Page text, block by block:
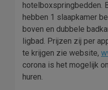
hotelboxspringbedden.
hebben 1 slaapkamer
boven en dubbele
ligbad. Prijzen zij per
te krijgen zie website,
corona is het mogelijk
huren.